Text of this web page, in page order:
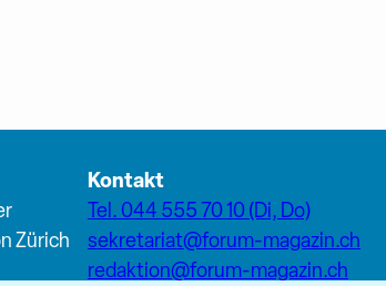
Zürich
Kontakt
Tel. 044 555 70 10 (Di, Do)
sekretariat@forum-magazin.ch
redaktion@forum-magazin.ch